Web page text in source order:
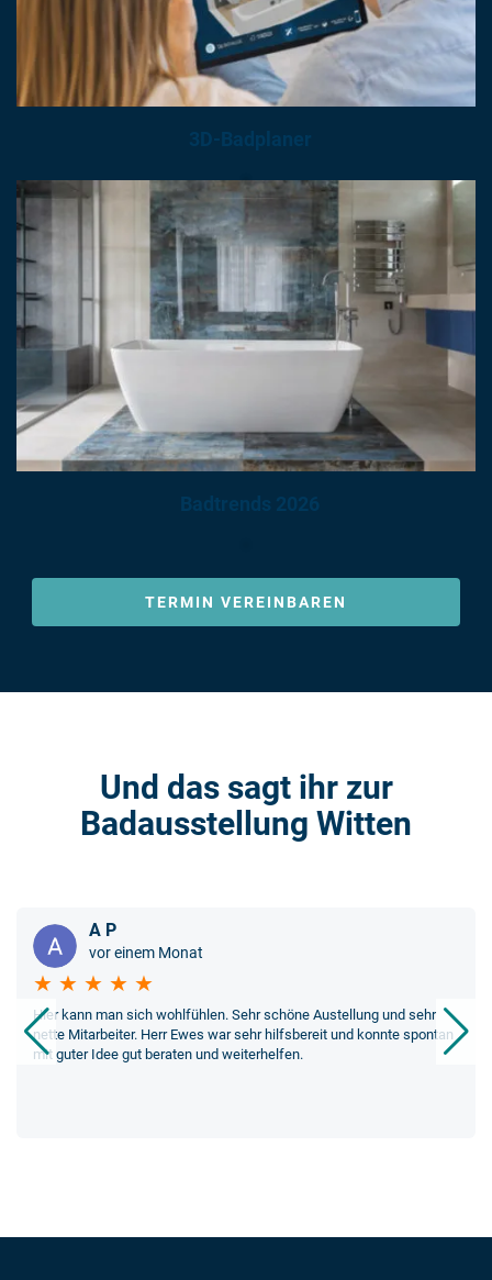
3D-Badplaner
Badtrends 2026
TERMIN VEREINBAREN
Und das sagt ihr zur
Badausstellung Witten
A P
vor einem Monat
★ ★ ★ ★ ★
Hier kann man sich wohlfühlen. Sehr schöne Austellung und sehr
nette Mitarbeiter. Herr Ewes war sehr hilfsbereit und konnte spontan
mit guter Idee gut beraten und weiterhelfen.